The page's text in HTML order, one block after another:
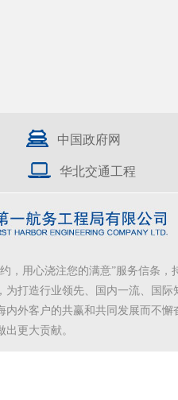
中国政府网
华北交通工程
，用心浇注您的满意”服务信条，
为打造行业领先、国内一流、国际
内外客户的共赢和共同发展而不懈
出更大贡献。